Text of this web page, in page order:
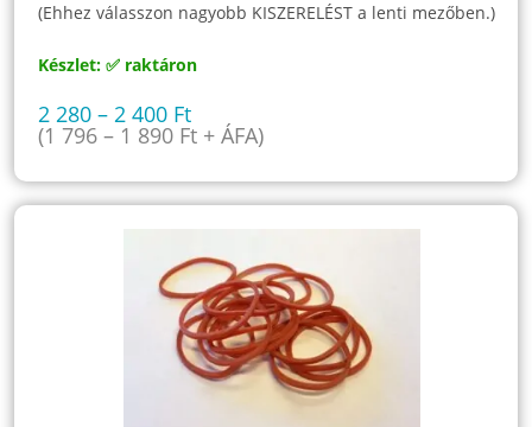
(Ehhez válasszon nagyobb KISZERELÉST a lenti mezőben.)
Készlet: ✅ raktáron
2 280– 2 400 Ft
(1 796– 1 890 Ft + ÁFA)